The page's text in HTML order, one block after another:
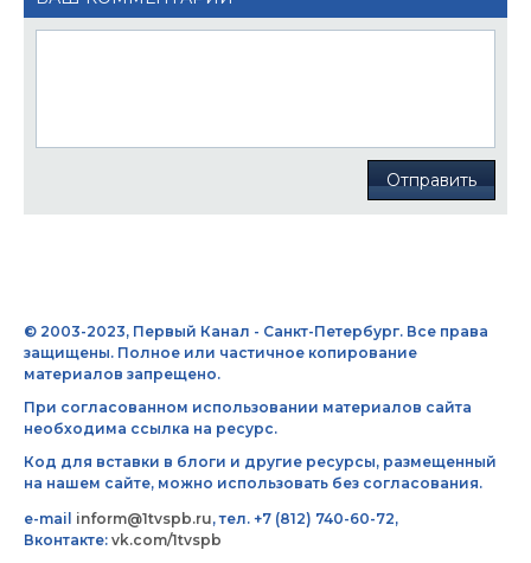
Отправить
© 2003-2023, Первый Канал - Санкт-Петербург. Все права
защищены. Полное или частичное копирование
материалов запрещено.
При согласованном использовании материалов сайта
необходима ссылка на ресурс.
Код для вставки в блоги и другие ресурсы, размещенный
на нашем сайте, можно использовать без согласования.
e-mail inform@1tvspb.ru, тел. +7 (812) 740-60-72,
Вконтакте: vk.com/1tvspb